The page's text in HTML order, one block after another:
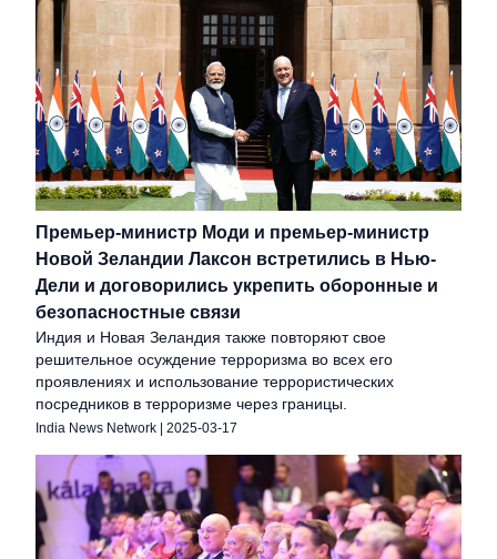
Премьер-министр Моди и премьер-министр
Новой Зеландии Лаксон встретились в Нью-
Дели и договорились укрепить оборонные и
безопасностные связи
Индия и Новая Зеландия также повторяют свое
решительное осуждение терроризма во всех его
проявлениях и использование террористических
посредников в терроризме через границы.
India News Network | 2025-03-17